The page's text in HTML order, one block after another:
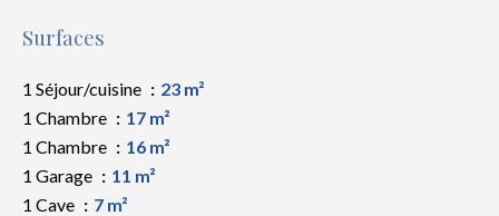
Surfaces
1 Séjour/cuisine
23 m²
1 Chambre
17 m²
1 Chambre
16 m²
1 Garage
11 m²
1 Cave
7 m²